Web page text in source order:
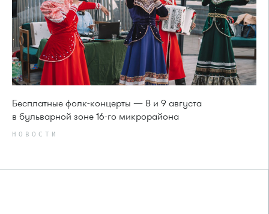
Бесплатные фолк-концерты — 8 и 9 августа
в бульварной зоне 16-го микрорайона
НОВОСТИ